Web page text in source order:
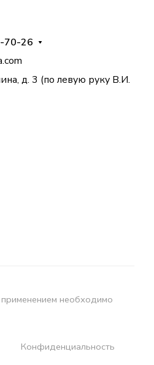
70-26
д. 3 (по левую руку В.И.
необходимо
Конфиденциальность